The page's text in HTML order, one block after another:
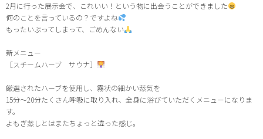
2月に行った展示会で、これいい！という物に出会うことができました
何のことを言っているの？ですよね
もったいぶってしまって、ごめんない
新メニュー
［スチームハーブ サウナ］
厳選されたハーブを使用し、霧状の細かい蒸気を
15分〜20分たくさん呼吸に取り入れ、全身に浴びていただくメニューになりま
す。
よもぎ蒸しとはまたちょっと違った感じ。